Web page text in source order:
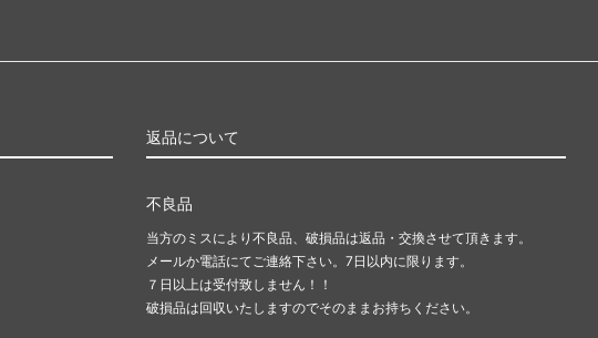
返品について
不良品
当方のミスにより不良品、破損品は返品・交換させて頂きます。
メールか電話にてご連絡下さい。7日以内に限ります。
７日以上は受付致しません！！
破損品は回収いたしますのでそのままお持ちください。